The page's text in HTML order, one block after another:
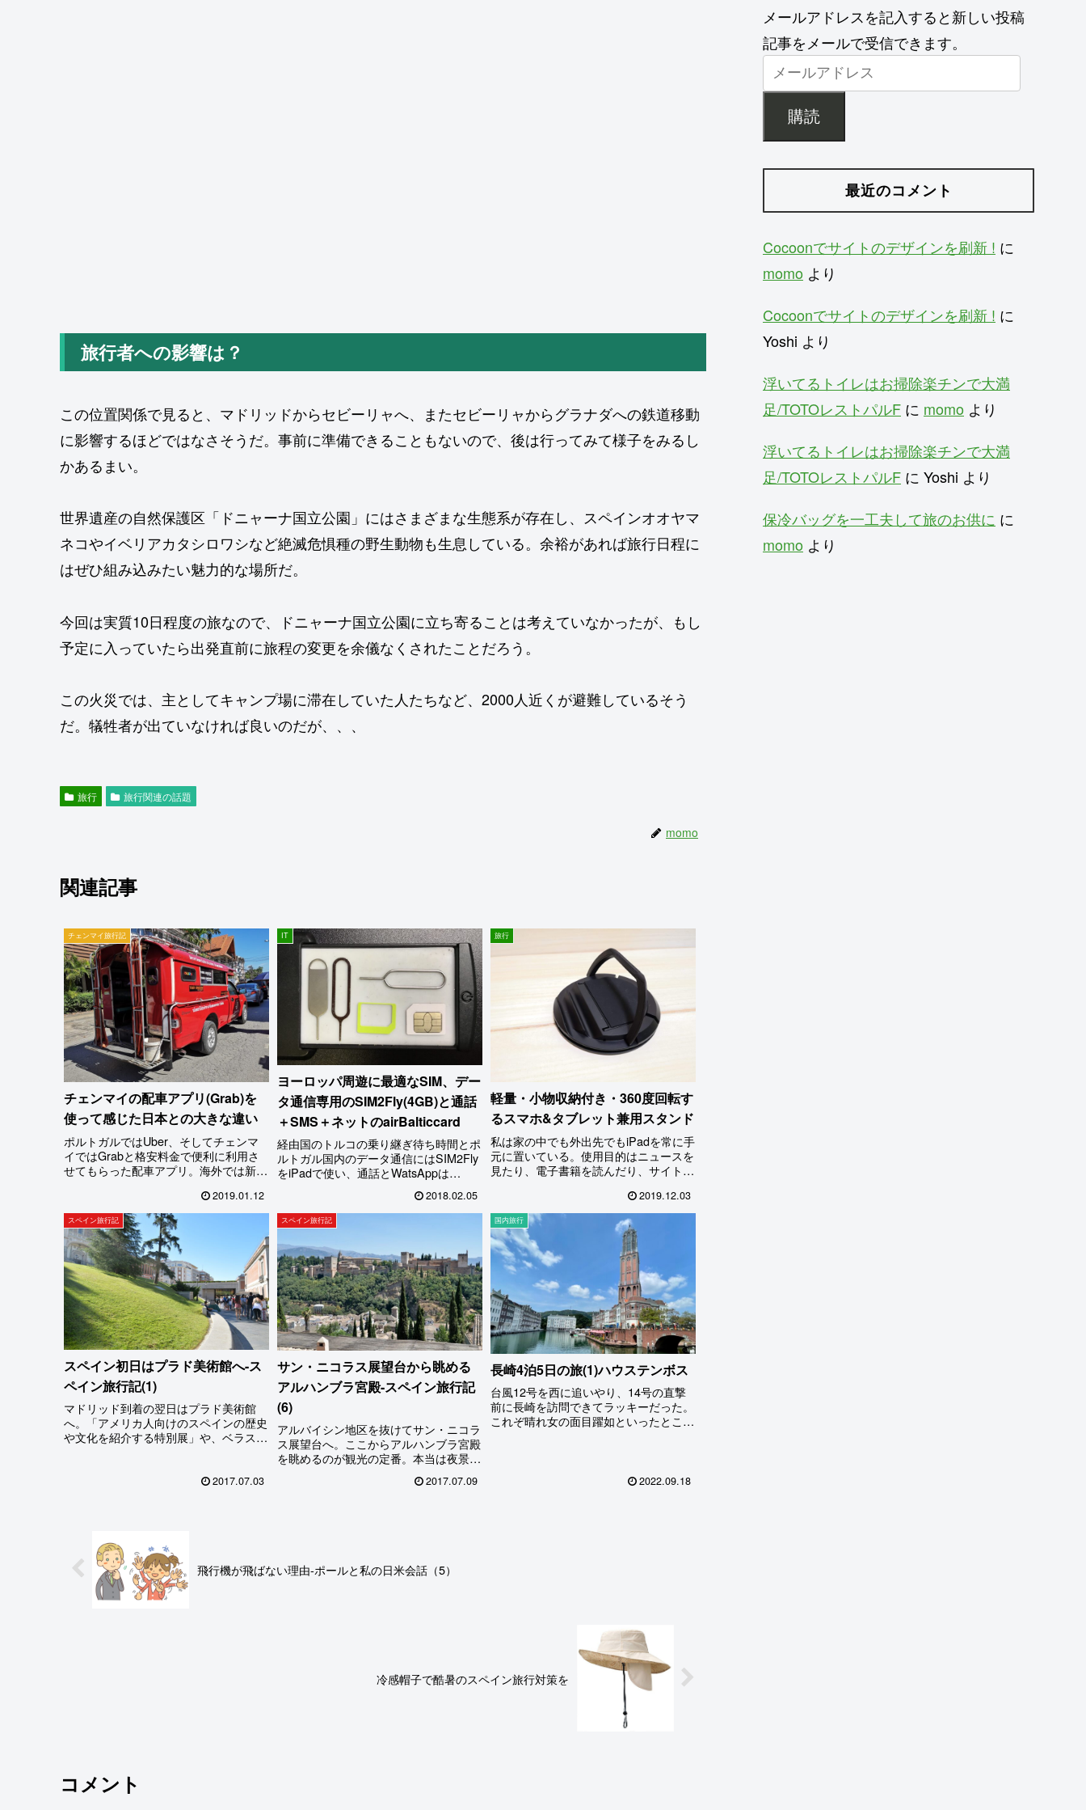
旅行者への影響は？
この位置関係で見ると、マドリッドからセビーリャへ、またセビーリャからグラナダへの鉄道移動
に影響するほどではなさそうだ。事前に準備できることもないので、後は行ってみて様子をみるし
かあるまい。
世界遺産の自然保護区「ドニャーナ国立公園」にはさまざまな生態系が存在し、スペインオオヤマ
ネコやイベリアカタシロワシなど絶滅危惧種の野生動物も生息している。余裕があれば旅行日程に
はぜひ組み込みたい魅力的な場所だ。
今回は実質10日程度の旅なので、ドニャーナ国立公園に立ち寄ることは考えていなかったが、もし
予定に入っていたら出発直前に旅程の変更を余儀なくされたことだろう。
この火災では、主としてキャンプ場に滞在していた人たちなど、2000人近くが避難しているそう
だ。犠牲者が出ていなければ良いのだが、、、
旅行 旅行関連の話題
momo
関連記事
チェンマイ旅行記
チェンマイの配車アプリ(Grab)を
使って感じた日本との大きな違い
ポルトガルではUber、そしてチェンマ
イではGrabと格安料金で便利に利用さ
せてもらった配車アプリ。海外では新し
者へのサービス向上に役立っているこの
システムだが、日本では白タク規制の
元、新しい業態を生み出せずにいる。こ
れでは料金は安くならないし、新しい顧
客層を開拓できないのは当然かと…
2019.01.12
IT
ヨーロッパ周遊に最適なSIM、デー
タ通信専用のSIM2Fly(4GB)と通話
＋SMS＋ネットのairBalticcard
経由国のトルコの乗り継ぎ待ち時間とポ
ルトガル国内のデータ通信にはSIM2Fly
をiPadで使い、通話とWatsAppは
airBalticcardをsimフリーのスマホ
(XperiaJ1Compact)で使う、というのが
現時点では最強の組み合わせという結論
となった。(フー、疲れた) 因みに本日届
いたairBalticcardで…
2018.02.05
旅行
軽量・小物収納付き・360度回転す
るスマホ&タブレット兼用スタンド
私は家の中でも外出先でもiPadを常に手
元に置いている。使用目的はニュースを
見たり、電子書籍を読んだり、サイトで
マホで撮影した写真を編集したり…うー
ん挙げていくとキリがないほど…
2019.12.03
スペイン旅行記
スペイン初日はプラド美術館へ-ス
ペイン旅行記(1)
マドリッド到着の翌日はプラド美術館
へ。「アメリカ人向けのスペインの歴史
や文化を紹介する特別展」や、ベラスケ
も大作、しかも各画家の作品の多さ、美
2017.07.03
スペイン旅行記
サン・ニコラス展望台から眺める
アルハンブラ宮殿-スペイン旅行記
(6)
アルバイシン地区を抜けてサン・ニコラ
ス展望台へ。ここからアルハンブラ宮殿
を眺めるのが観光の定番。本当は夜景が
素晴らしいということだが、私たちはま
だ日差しが強い真昼間に出かけたので思
2017.07.09
国内旅行
長崎4泊5日の旅(1)ハウステンボス
台風12号を西に追いやり、14号の直撃
前に長崎を訪問できてラッキーだった。
これぞ晴れ女の面目躍如といったところ
2022.09.18
飛行機が飛ばない理由-ポールと私の日米会話（5）
冷感帽子で酷暑のスペイン旅行対策を
コメント
メールアドレスを記入すると新しい投稿
記事をメールで受信できます。
購読
最近のコメント
Cocoonでサイトのデザインを刷新 ! に
momo より
Cocoonでサイトのデザインを刷新 ! に
Yoshi より
浮いてるトイレはお掃除楽チンで大満
足/TOTOレストパルF に momo より
浮いてるトイレはお掃除楽チンで大満
足/TOTOレストパルF に Yoshi より
保冷バッグを一工夫して旅のお供に に
momo より